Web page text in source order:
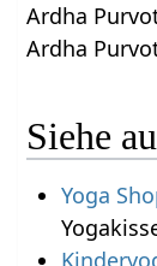
Ardha
Ardha
Siehe
Yoga